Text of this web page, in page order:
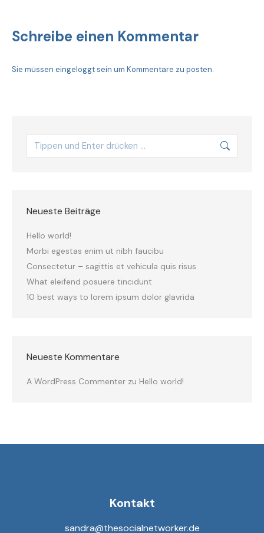
Schreibe einen Kommentar
Sie müssen eingeloggt sein um Kommentare zu posten.
Neueste Beiträge
Hello world!
Morbi egestas enim ut nibh faucibu
Consectetur – sagittis et vehicula quis risus
What eleifend posuere tincidunt
10 best ways to lorem ipsum dolor glavrida
Neueste Kommentare
A WordPress Commenter zu Hello world!
Kontakt
sandra@thesocialnetworker.de